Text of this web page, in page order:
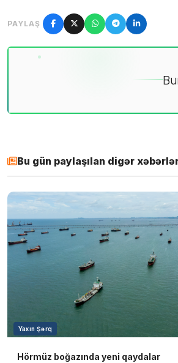
PAYLAŞ
Bu gün paylaşılan digər
Yaxın Şərq
Hörmüz boğazında yeni qaydalar